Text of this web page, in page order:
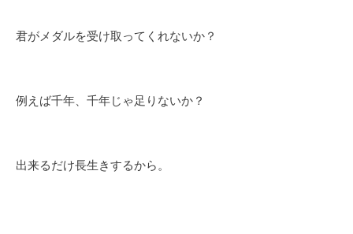
君がメダルを受け取ってくれないか？
例えば千年、千年じゃ足りないか？
出来るだけ長生きするから。